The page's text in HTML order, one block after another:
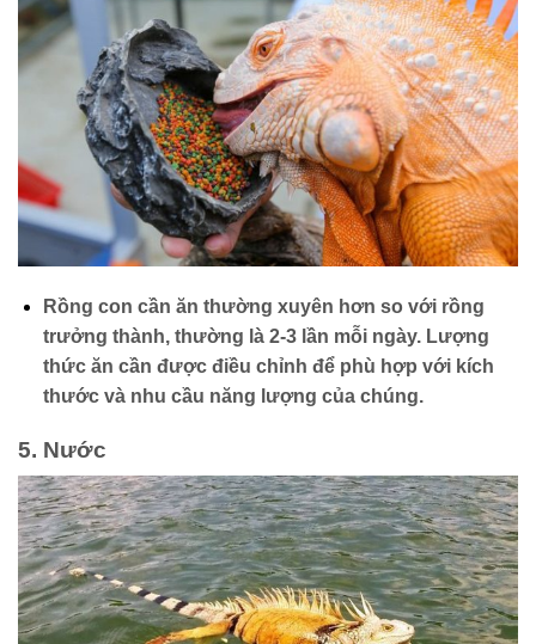
Rồng con cần ăn thường xuyên hơn so với rồng
trưởng thành, thường là 2-3 lần mỗi ngày. Lượng
thức ăn cần được điều chỉnh để phù hợp với kích
thước và nhu cầu năng lượng của chúng.
5. Nước